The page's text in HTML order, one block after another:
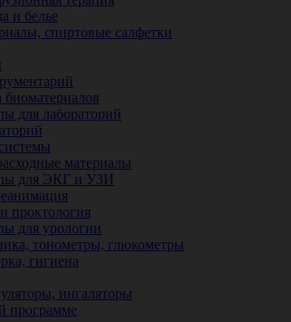
и белье
спиртовые салфетки
биоматериалов
для лабораторий
материалы
для ЭКГ и УЗИ
проктология
для урологии
тонометры, глюкометры
гигиена
ингаляторы
программе